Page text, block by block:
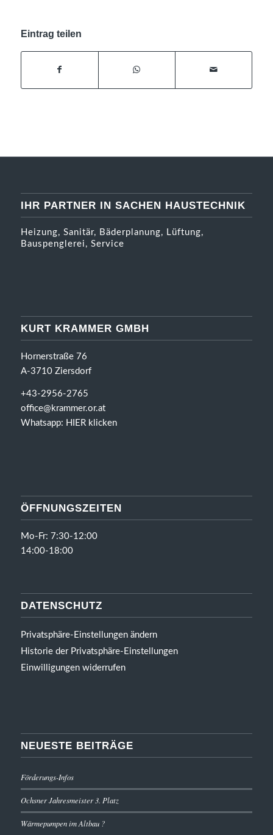
Eintrag teilen
IHR PARTNER IN SACHEN HAUSTECHNIK
Heizung, Sanitär, Bäderplanung, Lüftung,
Bauspenglerei, Service
KURT KRAMMER GMBH
Hornerstraße 76
A-3710 Ziersdorf
+43-2956-2765
office@krammer.or.at
Whatsapp: HIER klicken
ÖFFNUNGSZEITEN
Mo-Fr: 7:30-12:00
14:00-18:00
DATENSCHUTZ
Privatsphäre-Einstellungen ändern
Historie der Privatsphäre-Einstellungen
Einwilligungen widerrufen
NEUESTE BEITRÄGE
Förderungs-Infos
Ochsner Jahresmeister 3. Platz
Wärmepumpen im Altbau ?